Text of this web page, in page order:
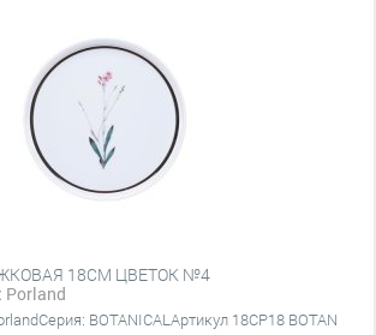
18CM ЦВЕТОК №4
Porland
BOTANICALАртикул 18CP18 BOTAN